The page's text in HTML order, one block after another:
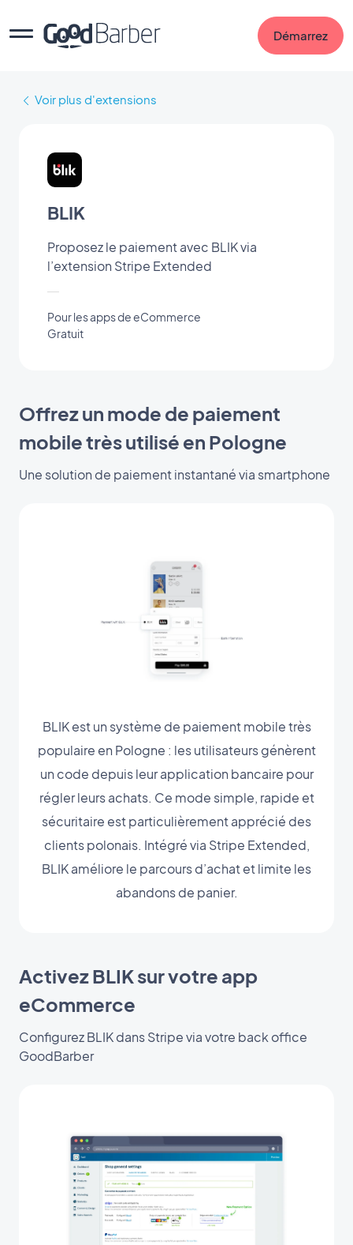
Démarrez
Voir plus d'extensions
BLIK
Proposez le paiement avec BLIK via
l’extension Stripe Extended
Pour les apps de eCommerce
Gratuit
Offrez un mode de paiement
mobile très utilisé en Pologne
Une solution de paiement instantané via smartphone
BLIK est un système de paiement mobile très
populaire en Pologne : les utilisateurs génèrent
un code depuis leur application bancaire pour
régler leurs achats. Ce mode simple, rapide et
sécuritaire est particulièrement apprécié des
clients polonais. Intégré via Stripe Extended,
BLIK améliore le parcours d’achat et limite les
abandons de panier.
Activez BLIK sur votre app
eCommerce
Configurez BLIK dans Stripe via votre back office
GoodBarber